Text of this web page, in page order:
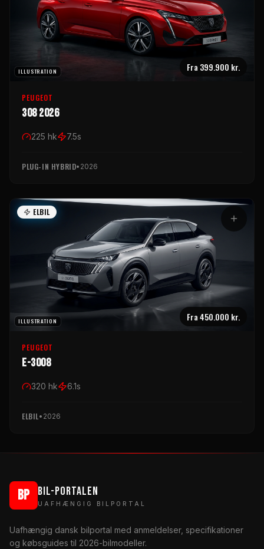
ILLUSTRATION Fra 399.900 kr.
PEUGEOT
308 2026
225 hk 7.5s
PLUG-IN HYBRID• 2026
ILLUSTRATION
ELBIL
Fra450.000 kr.
PEUGEOT
e-3008
320 hk 6.1s
ELBIL• 2026
BP BIL-PORTALEN
UAFHÆNGIG BILPORTAL
Uafhængig dansk bilportal med anmeldelser, specifikationer
og købsguides til 2026-bilmodeller.